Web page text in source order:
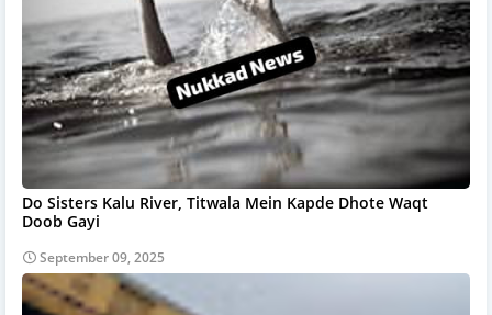
Do Sisters Kalu River, Titwala Mein Kapde Dhote Waqt
Doob Gayi
September 09, 2025